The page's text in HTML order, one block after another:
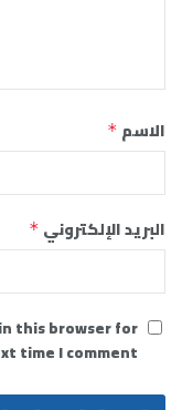
الاسم *
البريد الإلكتروني *
this browser for
time I comment.